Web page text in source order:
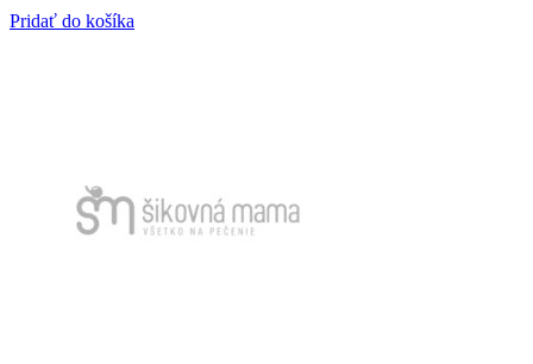
Pridať do košíka